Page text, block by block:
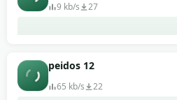
9 kb/s 27
peidos 12
65 kb/s 22